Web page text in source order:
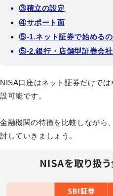
③積立の設定
④サポート面
⑤-1.ネット証券で始める
⑤-2.銀行・店舗型証券会
NISA口座はネット証券だけでは
設可能です。
金融機関の特徴を比較しながら
討していきましょう。